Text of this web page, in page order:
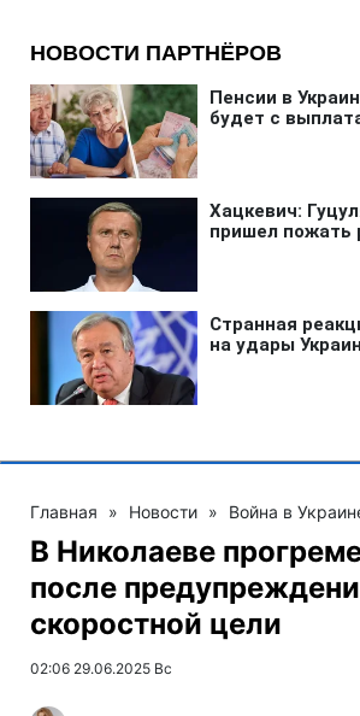
Главная » Новости » Война в
В Николаеве
после
скоростной цели
02:06 29.06.2025 Вс